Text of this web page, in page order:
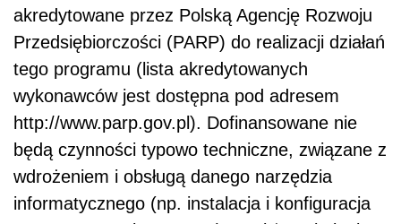
akredytowane przez Polską Agencję Rozwoju
Przedsiębiorczości (PARP) do realizacji działań
tego programu (lista akredytowanych
wykonawców jest dostępna pod adresem
http://www.parp.gov.pl). Dofinansowane nie
będą czynności typowo techniczne, związane z
wdrożeniem i obsługą danego narzędzia
informatycznego (np. instalacja i konfiguracja